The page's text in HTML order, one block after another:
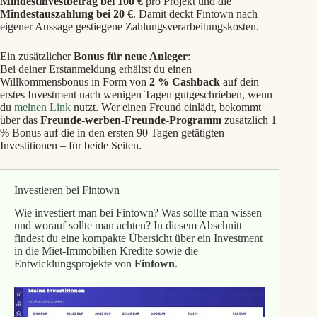
Mindestauszahlung bei 20 €. Damit deckt Fintown nach
eigener Aussage gestiegene Zahlungsverarbeitungskosten.
Ein zusätzlicherBonus für neue Anleger:
Bei deiner Erstanmeldung erhältst du einen
Willkommensbonus in Form von 2 % Cashback auf dein
erstes Investment nach wenigen Tagen gutgeschrieben, wenn
du meinen Link nutzt. Wer einen Freund einlädt, bekommt
über das Freunde-werben-Freunde-Programm zusätzlich 1
% Bonus auf die in den ersten 90 Tagen getätigten
Investitionen – für beide Seiten.
Investieren bei Fintown
Wie investiert man bei Fintown? Was sollte man wissen
und worauf sollte man achten? In diesem Abschnitt
findest du eine kompakte Übersicht über ein Investment
in die Miet-Immobilien Kredite sowie die
Entwicklungsprojekte von Fintown.